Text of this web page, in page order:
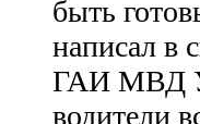
быть
написал в
ГАИ МВД
водители